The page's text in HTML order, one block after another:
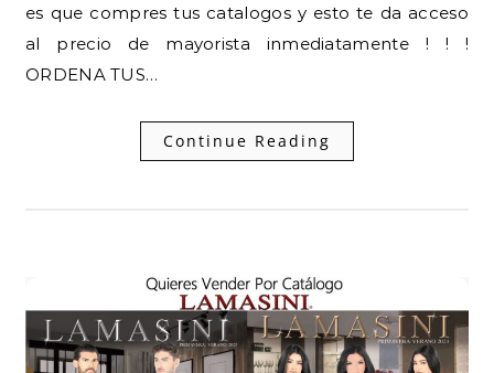
es que compres tus catalogos y esto te da acceso
al precio de mayorista inmediatamente ! ! !
ORDENA TUS…
Continue Reading